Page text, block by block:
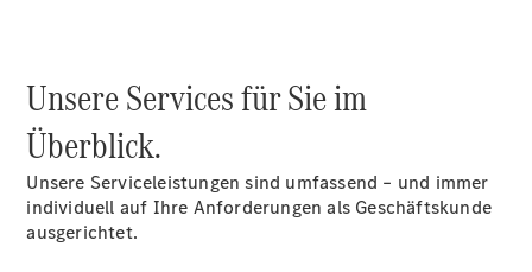
6102 7111 0
Unsere Services für Sie im
Überblick.
Unsere Serviceleistungen sind umfassend – und immer
individuell auf Ihre Anforderungen als Geschäftskunde
ausgerichtet.